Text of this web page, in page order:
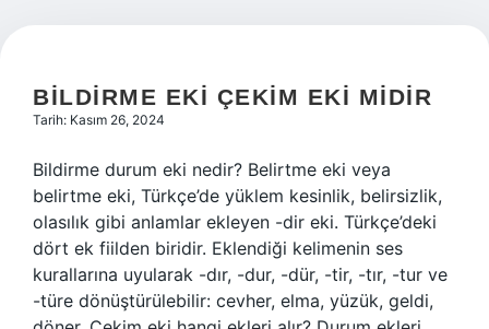
BILDIRME EKI ÇEKIM EKI MIDIR
Tarih: Kasım 26, 2024
Bildirme durum eki nedir? Belirtme eki veya
belirtme eki, Türkçe’de yüklem kesinlik, belirsizlik,
olasılık gibi anlamlar ekleyen -dir eki. Türkçe’deki
dört ek fiilden biridir. Eklendiği kelimenin ses
kurallarına uyularak -dır, -dur, -dür, -tir, -tır, -tur ve
-türe dönüştürülebilir: cevher, elma, yüzük, geldi,